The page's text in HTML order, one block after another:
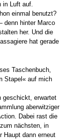
in Luft auf.
einmal benutzt?
denn hinter Marco
her. Und die
hat gerade
Taschenbuch,
Stapel« auf mich
geschickt, erwartet
aberwitziger
Dabei rast die
nächsten, in
Haupt dann erneut